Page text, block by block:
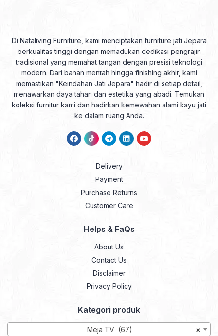
Di Nataliving Furniture, kami menciptakan furniture jati Jepara
berkualitas tinggi dengan memadukan dedikasi pengrajin
tradisional yang memahat tangan dengan presisi teknologi
modern. Dari bahan mentah hingga finishing akhir, kami
memastikan "Keindahan Jati Jepara" hadir di setiap detail,
menawarkan daya tahan dan estetika yang abadi. Temukan
koleksi furnitur kami dan hadirkan kemewahan alami kayu jati
ke dalam ruang Anda.
Delivery
Payment
Purchase Returns
Customer Care
Helps & FaQs
About Us
Contact Us
Disclaimer
Privacy Policy
Kategori produk
×
Meja TV (67)